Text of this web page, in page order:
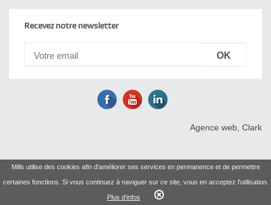
Recevez notre newsletter
Agence web, Clark
Mills utilise des cookies afin d'améliorer ses services en permanence et de permettre
certaines fonctions. Si vous continuez à naviguer sur ce site, vous en acceptez l'utilisation.
Plus d'infos